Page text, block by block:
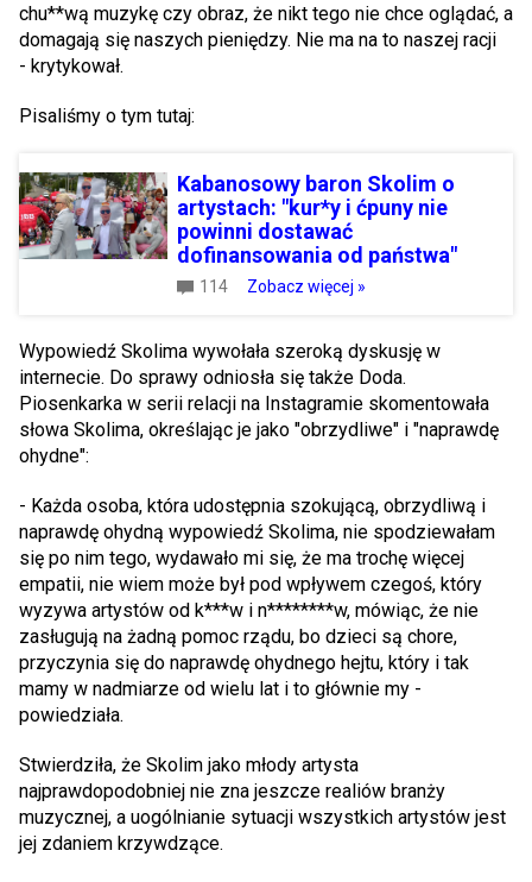
chu**wą muzykę czy obraz, że nikt tego nie chce oglądać, a
domagają się naszych pieniędzy. Nie ma na to naszej racji
- krytykował.
Pisaliśmy o tym tutaj:
Kabanosowy baron Skolim o
artystach: "kur*y i ćpuny nie
powinni dostawać
dofinansowania od państwa"
114 Zobacz więcej »
Wypowiedź Skolima wywołała szeroką dyskusję w
internecie. Do sprawy odniosła się także Doda.
Piosenkarka w serii relacji na Instagramie skomentowała
słowa Skolima, określając je jako "obrzydliwe" i "naprawdę
ohydne":
- Każda osoba, która udostępnia szokującą, obrzydliwą i
naprawdę ohydną wypowiedź Skolima, nie spodziewałam
się po nim tego, wydawało mi się, że ma trochę więcej
empatii, nie wiem może był pod wpływem czegoś, który
wyzywa artystów od k***w i n********w, mówiąc, że nie
zasługują na żadną pomoc rządu, bo dzieci są chore,
przyczynia się do naprawdę ohydnego hejtu, który i tak
mamy w nadmiarze od wielu lat i to głównie my -
powiedziała.
Stwierdziła, że Skolim jako młody artysta
najprawdopodobniej nie zna jeszcze realiów branży
muzycznej, a uogólnianie sytuacji wszystkich artystów jest
jej zdaniem krzywdzące.